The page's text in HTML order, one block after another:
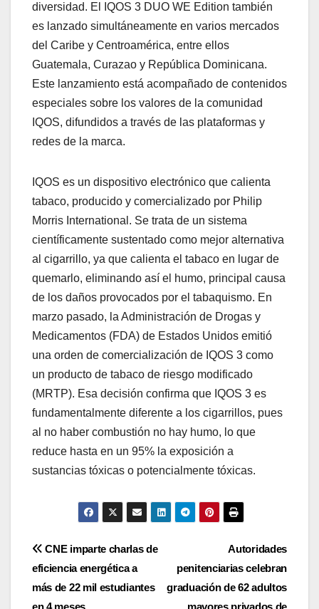
diversidad. El IQOS 3 DUO WE Edition también
es lanzado simultáneamente en varios mercados
del Caribe y Centroamérica, entre ellos
Guatemala, Curazao y República Dominicana.
Este lanzamiento está acompañado de contenidos
especiales sobre los valores de la comunidad
IQOS, difundidos a través de las plataformas y
redes de la marca.
IQOS es un dispositivo electrónico que calienta
tabaco, producido y comercializado por Philip
Morris International. Se trata de un sistema
científicamente sustentado como mejor alternativa
al cigarrillo, ya que calienta el tabaco en lugar de
quemarlo, eliminando así el humo, principal causa
de los daños provocados por el tabaquismo. En
marzo pasado, la Administración de Drogas y
Medicamentos (FDA) de Estados Unidos emitió
una orden de comercialización de IQOS 3 como
un producto de tabaco de riesgo modificado
(MRTP). Esa decisión confirma que IQOS 3 es
fundamentalmente diferente a los cigarrillos, pues
al no haber combustión no hay humo, lo que
reduce hasta en un 95% la exposición a
sustancias tóxicas o potencialmente tóxicas.
Navegación
de
Autoridades
penitenciarias celebran
graduación de 62 adultos
CNE imparte charlas de
eficiencia energética a
más de 22 mil estudiantes